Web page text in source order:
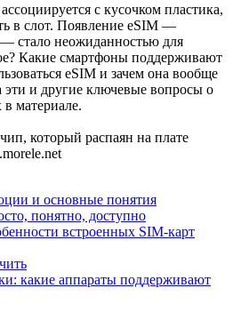
с кусочком пластика,
в слот. Появление eSIM —
стало неожиданностью для
Какие смартфоны поддерживают
eSIM и зачем она вообще
и другие ключевые вопросы о
материале.
который распаян на плате
и основные понятия
понятно, доступно
встроенных SIM-карт
какие аппараты поддерживают